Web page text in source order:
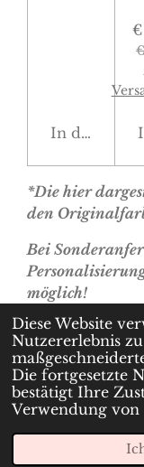
Diese Website
Nutzererlebnis
Die fortgesetzte
bestätigt Ihre
Verwendung von
In den
€
*Die hier
den
Bei
möglich!
© 2022 - 2026
Mit